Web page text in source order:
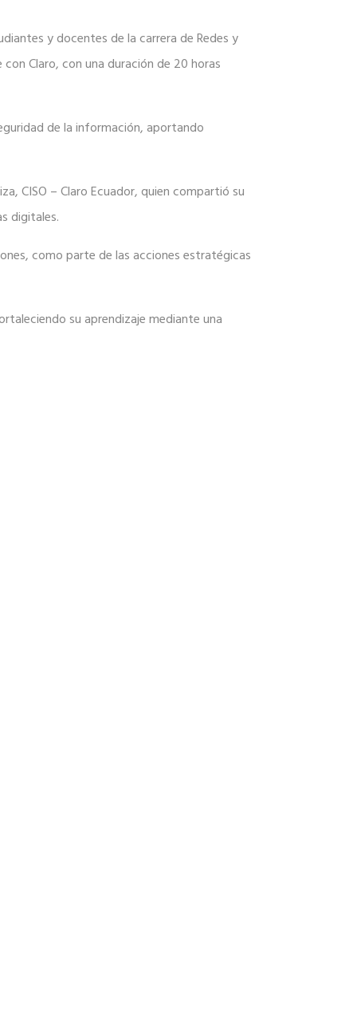
y docentes de la carrera de Redes y
Claro, con una duración de 20 horas
de la información, aportando
CISO – Claro Ecuador, quien compartió su
digitales.
como parte de las acciones estratégicas
su aprendizaje mediante una